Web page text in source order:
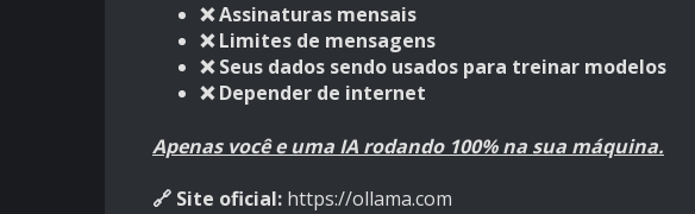
❌ Assinaturas mensais
❌ Limites de mensagens
❌ Seus dados sendo usados para treinar modelos
❌ Depender de internet
Apenas você e uma IA rodando 100% na sua máquina.
🔗 Site oficial: https://ollama.com